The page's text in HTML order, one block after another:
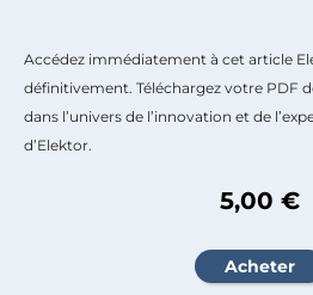
Accédez immédiatement à cet article
définitivement. Téléchargez votre PDF
dans l’univers de l’innovation et de
d’Elektor.
5,00 €